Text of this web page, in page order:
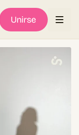
Unirse